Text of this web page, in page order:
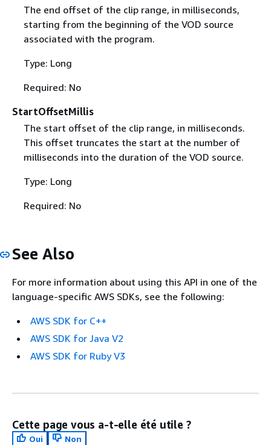
The end offset of the clip range, in milliseconds,
starting from the beginning of the VOD source
associated with the program.
Type: Long
Required: No
StartOffsetMillis
The start offset of the clip range, in milliseconds.
This offset truncates the start at the number of
milliseconds into the duration of the VOD source.
Type: Long
Required: No
See Also
For more information about using this API in one of the
language-specific AWS SDKs, see the following:
AWS SDK for C++
AWS SDK for Java V2
AWS SDK for Ruby V3
Cette page vous a-t-elle été utile ?
Oui
Non